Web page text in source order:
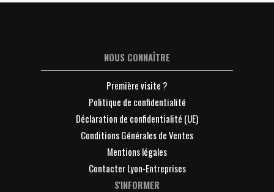
NOUS CONNAÎTRE
Première visite ?
Politique de confidentialité
Déclaration de confidentialité (UE)
Conditions Générales de Ventes
Mentions légales
Contacter Lyon-Entreprises
S'INFORMER